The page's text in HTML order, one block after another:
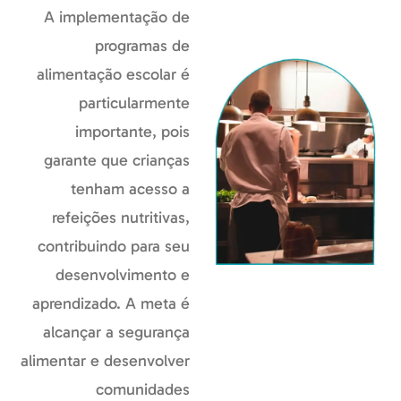
A implementação de
programas de
alimentação escolar é
particularmente
importante, pois
garante que crianças
tenham acesso a
refeições nutritivas,
contribuindo para seu
desenvolvimento e
aprendizado. A meta é
alcançar a segurança
alimentar e desenvolver
comunidades